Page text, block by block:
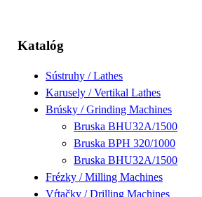
Katalóg
Sústruhy / Lathes
Karusely / Vertikal Lathes
Brúsky / Grinding Machines
Bruska BHU32A/1500
Bruska BPH 320/1000
Bruska BHU32A/1500
Frézky / Milling Machines
Vŕtačky / Drilling Machines